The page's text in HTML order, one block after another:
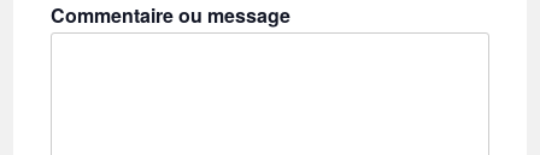
Commentaire ou message